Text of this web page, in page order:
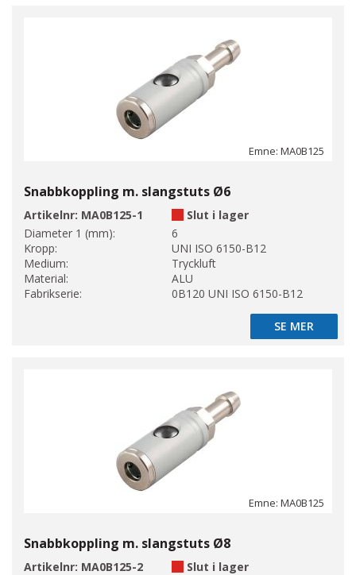
Emne: MA0B125
Snabbkoppling m. slangstuts Ø6
Artikelnr: MA0B125-1
Slut i lager
Diameter 1 (mm):
6
Kropp:
UNI ISO 6150-B12
Medium:
Tryckluft
Material:
ALU
Fabrikserie:
0B120 UNI ISO 6150-B12
SE MER
SE MER
Emne: MA0B125
Snabbkoppling m. slangstuts Ø8
Artikelnr: MA0B125-2
Slut i lager